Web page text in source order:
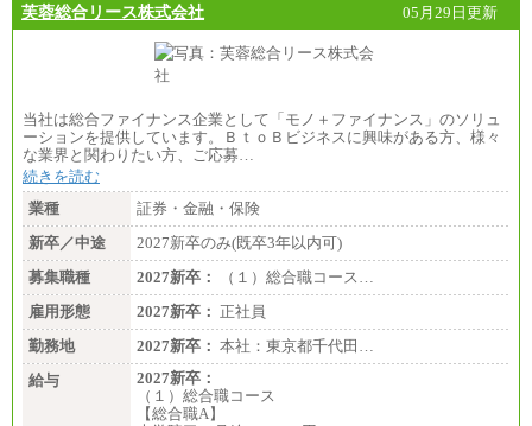
（３）
月給：190,000円～
想定年収：340万円～610万円
年収例：
・460万円/28歳・月給26万円
（４）
月給：201,000円～
想定年収：360万円～680万円
・520万円/32歳・月給29万円
年収例は賞与含む、残業代・家族手当含まず
※キャリアや能力等を考慮の上、当社規定により確
定します
※残業手当：別途支給
※固定給に固定残業代含まず
※試用期間中も給与に変更なし
芙蓉総合リース株式会社 05月29日更新
当社は総合ファイナンス企業として「モノ＋ファイナンス」のソリュ
ーションを提供しています。ＢｔｏＢビジネスに興味がある方、様々
な業界と関わりたい方、ご応募…
続きを読む
業種
証券・金融・保険
新卒／中途
2027新卒のみ(既卒3年以内可)
募集職種
2027新卒：
（１）総合職コース…
雇用形態
2027新卒： 正社員
勤務地
2027新卒： 本社：東京都千代田…
給与
2027新卒：
（１）総合職コース
【総合職A】